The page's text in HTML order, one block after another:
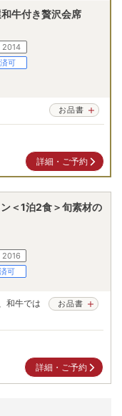
和牛付き贅沢会席
2014
可
お品書
詳細・ご予約
＜1泊2食＞旬素材の
2016
可
和牛では
お品書
詳細・ご予約